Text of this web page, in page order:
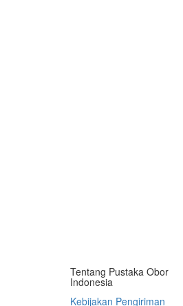
Tentang Pustaka Obor
Indonesia
Kebijakan Pengiriman